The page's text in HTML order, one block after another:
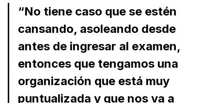
“No tiene caso que se estén
cansando, asoleando desde
antes de ingresar al examen,
entonces que tengamos una
organización que está muy
puntualizada y que nos va a